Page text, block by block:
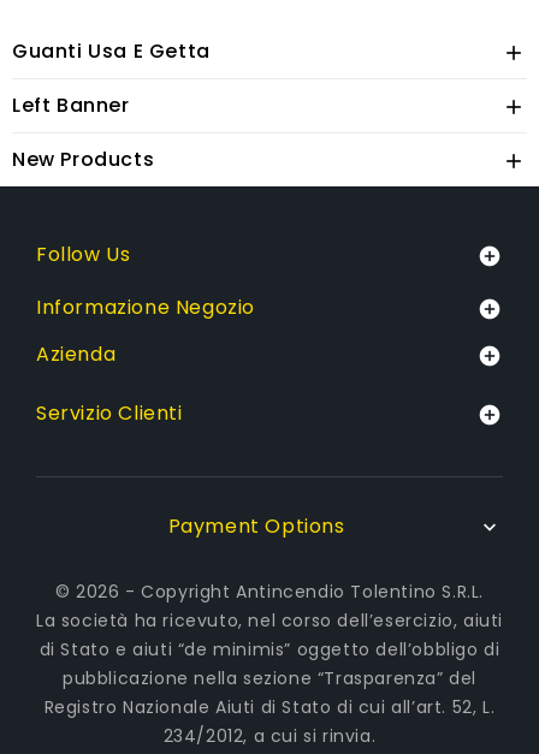
Guanti Usa E Getta 
Left Banner 
New Products 
Follow Us 
Informazione Negozio 
Azienda 
Servizio Clienti 
Payment Options 
© 2026 - Copyright Antincendio Tolentino S.R.L.
La società ha ricevuto, nel corso dell’esercizio, aiuti
di Stato e aiuti “de minimis” oggetto dell’obbligo di
pubblicazione nella sezione “Trasparenza” del
Registro Nazionale Aiuti di Stato di cui all’art. 52, L.
234/2012, a cui si rinvia.